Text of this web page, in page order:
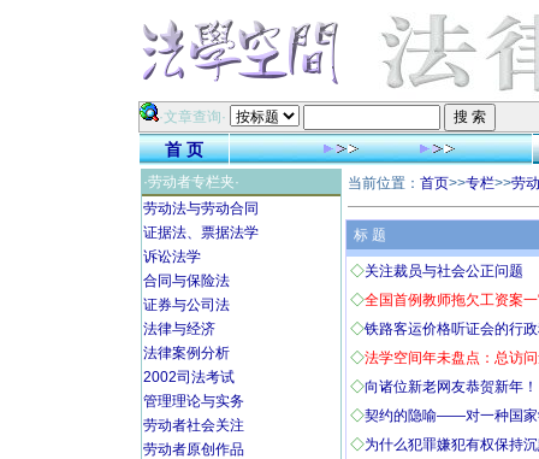
·文章查询·
首 页
·劳动者专栏夹·
劳动法与劳动合同
证据法、票据法学
诉讼法学
合同与保险法
证券与公司法
法律与经济
法律案例分析
2002司法考试
管理理论与实务
劳动者社会关注
劳动者原创作品
当前位置： 首页>>专栏>>劳
标 题
◇关注裁员与社会公正问题
◇全国首例教师拖欠工资案
◇铁路客运价格听证会的行
◇法学空间年未盘点：总访
◇向诸位新老网友恭贺新年！
◇契约的隐喻——对一种国家
◇为什么犯罪嫌犯有权保持